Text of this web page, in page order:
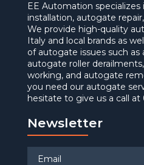
EE Automation
installation, autogate
We provide high-quality
Italy and local brands as
of autogate issues such
autogate roller
working, and autogate
you need our autogate
hesitate to give us a call at
Newsletter